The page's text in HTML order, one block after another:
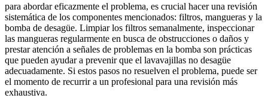
para abordar eficazmente el problema, es crucial hacer una revisión
sistemática de los componentes mencionados: filtros, mangueras y la
bomba de desagüe. Limpiar los filtros semanalmente, inspeccionar
las mangueras regularmente en busca de obstrucciones o daños y
prestar atención a señales de problemas en la bomba son prácticas
que pueden ayudar a prevenir que el lavavajillas no desagüe
adecuadamente. Si estos pasos no resuelven el problema, puede ser
el momento de recurrir a un profesional para una revisión más
exhaustiva.